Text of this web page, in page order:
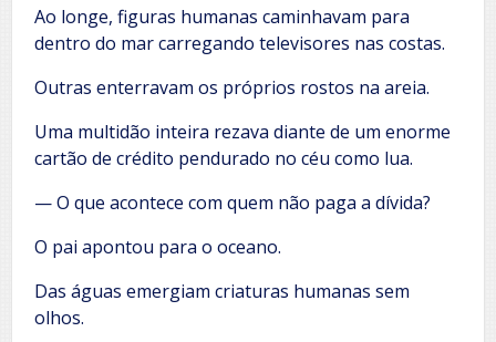
Ao longe, figuras humanas caminhavam para
dentro do mar carregando televisores nas costas.
Outras enterravam os próprios rostos na areia.
Uma multidão inteira rezava diante de um enorme
cartão de crédito pendurado no céu como lua.
— O que acontece com quem não paga a dívida?
O pai apontou para o oceano.
Das águas emergiam criaturas humanas sem
olhos.